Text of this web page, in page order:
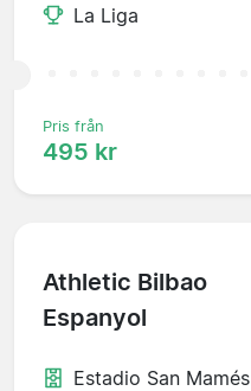
La Liga
Pris från
495 kr
Athletic Bilbao
Espanyol
Estadio San Mamés